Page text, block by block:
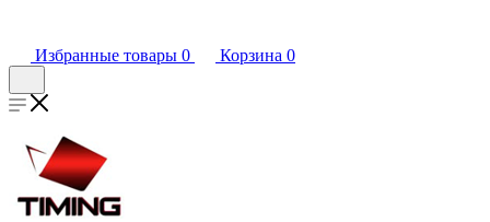
Избранные товары 0 Корзина 0